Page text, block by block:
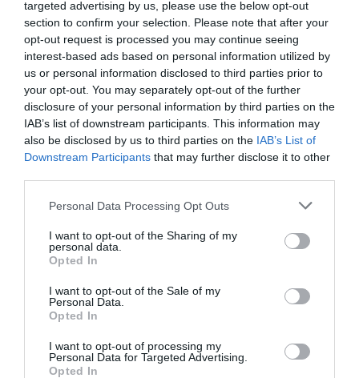
targeted advertising by us, please use the below opt-out
section to confirm your selection. Please note that after your
opt-out request is processed you may continue seeing
interest-based ads based on personal information utilized by
us or personal information disclosed to third parties prior to
your opt-out. You may separately opt-out of the further
disclosure of your personal information by third parties on the
IAB’s list of downstream participants. This information may
also be disclosed by us to third parties on the IAB’s List of
Downstream Participants that may further disclose it to other
Personal Data Processing Opt Outs
I want to opt-out of the Sharing of my
personal data.
Opted In
I want to opt-out of the Sale of my
Personal Data.
Opted In
I want to opt-out of processing my
Personal Data for Targeted Advertising.
Opted In